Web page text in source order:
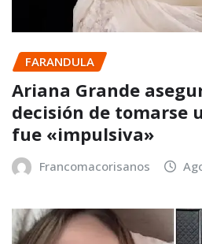
FARANDULA
Ariana Grande
decisión de tomarse
fue «impulsiva»
Francomacorisanos